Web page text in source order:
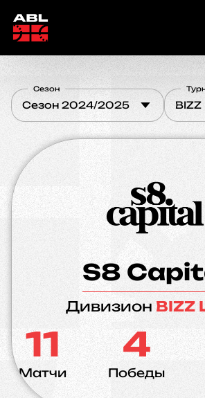
Сезон 2024/2025
Сезон
BIZZ
S8
Дивизион BIZZ
11
Матчи
4
Победы